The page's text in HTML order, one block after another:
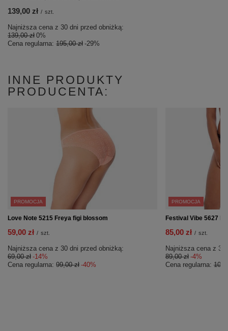
139,00 zł / szt.
Najniższa cena z 30 dni przed obniżką:
139,00 zł 0%
Cena regularna: 195,00 zł -29%
INNE PRODUKTY
PRODUCENTA:
PROMOCJA
Love Note 5215 Freya figi blossom
59,00 zł / szt.
Najniższa cena z 30 dni przed obniżką:
69,00 zł -14%
Cena regularna: 99,00 zł -40%
PROMOCJA
Festival Vibe 5627
85,00 zł / szt.
Najniższa cena z
89,00 zł -4%
Cena regularna: